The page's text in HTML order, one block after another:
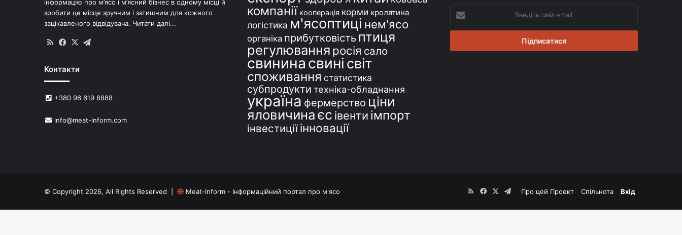
інформацію про м’ясо і м’ясний бізнес в одному місці й
зробити це місце зручним і затишним для кожного
зацікавленого відвідувача. Читати далі...
RSS Facebook
X
Контакти
+380 96 619 8888
info@meat-inform.com
компанії кооперація корми кролятина
логістика м'ясоптиці нем'ясо
органіка прибутковість птиця
регулювання росія сало
свинина свині світ
споживання статистика
субпродукти техніка-обладнання
україна фермерство ціни
яловичинаєс івенти імпорт
інвестиції інновації
свій
email
© Copyright 2026, All Rights Reserved | Meat-Inform - Інформаційний портал про м'ясо Про цей Проект Спільнота Вхід
RSSFacebookTelegram